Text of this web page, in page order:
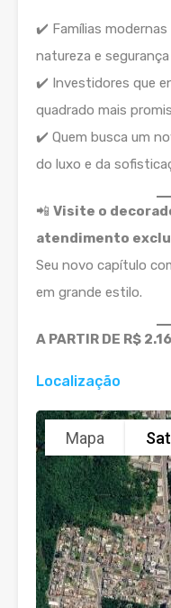
✔️ Famílias
natureza e segurança
✔️ Investidores que
quadrado mais
✔️ Quem busca um
do luxo e da
📲 Visite o
atendimento
Seu novo capítulo
em grande estilo.
A PARTIR DE R$
Localização
Mapa